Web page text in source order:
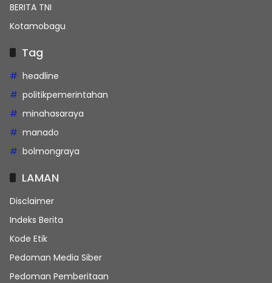
BERITA TNI
Kotamobagu
Tag
headline
politikpemerintahan
minahasaraya
manado
bolmongraya
LAMAN
Disclaimer
Indeks Berita
Kode Etik
Pedoman Media Siber
Pedoman Pemberitaan